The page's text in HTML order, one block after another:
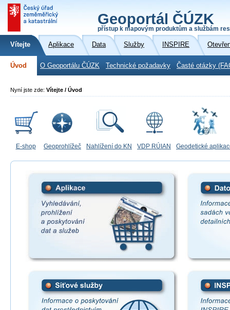
Geoportál ČÚZK
přístup k mapovým produktům a službám
Vítejte Aplikace Data Služby INSPIRE
Úvod O Geoportálu ČÚZK Technické požadavky Časté otázky
Nyní jste zde: Vítejte / Úvod
E-shop Geoprohlížeč Nahlížení do KN VDP RÚIAN Geodetické